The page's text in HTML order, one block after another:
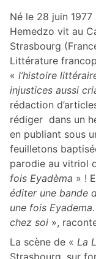
Né le 28 juin
Hemedzo vit au
Strasbourg
Littérature
« l’histoire
injustices aussi
rédaction
rédiger dans un
en publiant sous
feuilletons
parodie au vitriol
fois Eyadèma » !
éditer une bande
une fois
chez soi »,
La scène de « La